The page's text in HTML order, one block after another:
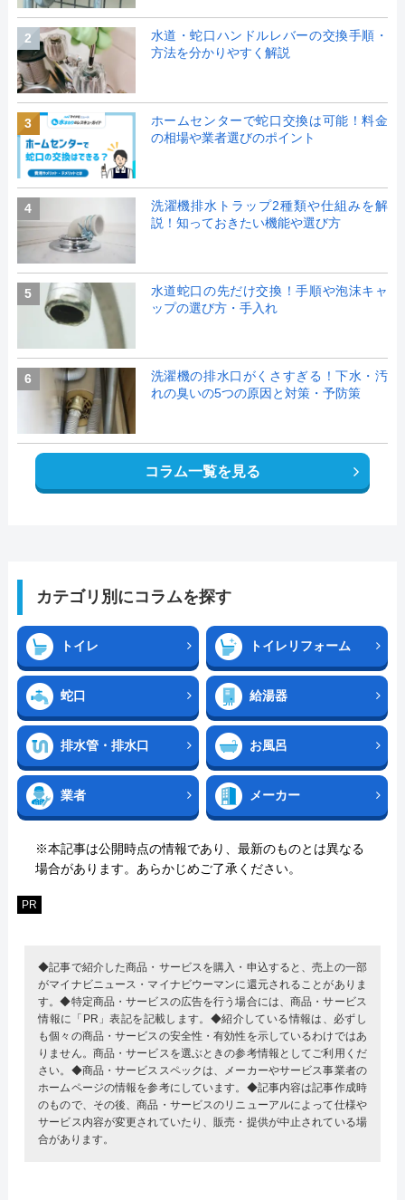
2
水道・蛇口ハンドルレバーの交換手順・
方法を分かりやすく解説
3
ホームセンターで蛇口交換は可能！料金
の相場や業者選びのポイント
4
洗濯機排水トラップ2種類や仕組みを解
説！知っておきたい機能や選び方
5
水道蛇口の先だけ交換！手順や泡沫キャ
ップの選び方・手入れ
6
洗濯機の排水口がくさすぎる！下水・汚
れの臭いの5つの原因と対策・予防策
コラム一覧を見る
カテゴリ別にコラムを探す
トイレ トイレリフォーム
蛇口 給湯器
排水管・排水口 お風呂
業者 メーカー
※本記事は公開時点の情報であり、最新のものとは異なる
場合があります。あらかじめご了承ください。
PR
◆記事で紹介した商品・サービスを購入・申込すると、売上の一部
がマイナビニュース・マイナビウーマンに還元されることがありま
す。◆特定商品・サービスの広告を行う場合には、商品・サービス
情報に「PR」表記を記載します。◆紹介している情報は、必ずし
も個々の商品・サービスの安全性・有効性を示しているわけではあ
りません。商品・サービスを選ぶときの参考情報としてご利用くだ
さい。◆商品・サービススペックは、メーカーやサービス事業者の
ホームページの情報を参考にしています。◆記事内容は記事作成時
のもので、その後、商品・サービスのリニューアルによって仕様や
サービス内容が変更されていたり、販売・提供が中止されている場
合があります。